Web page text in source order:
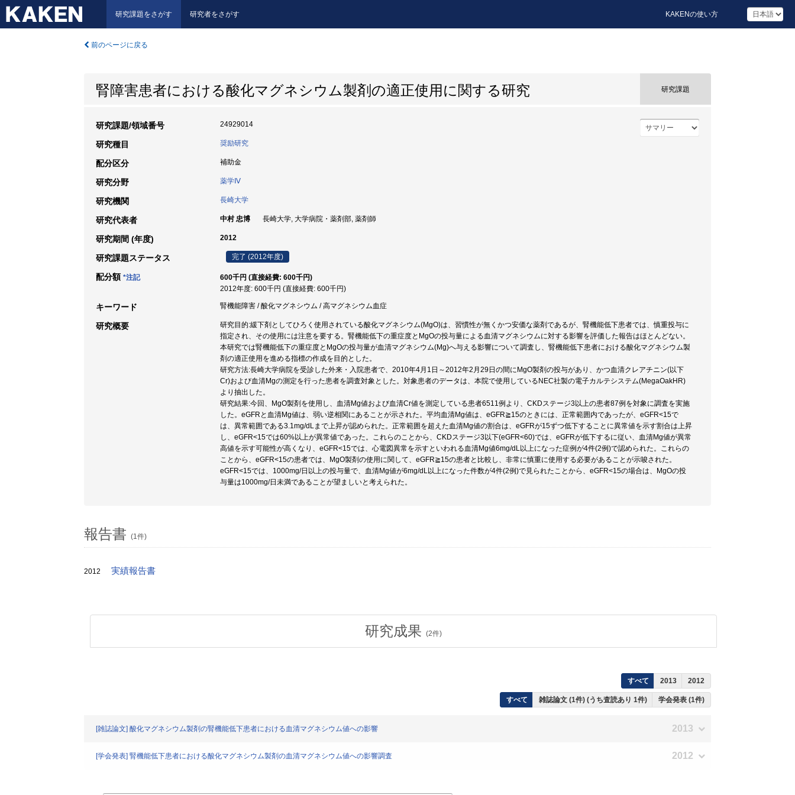
研究課題をさがす 研究者をさがす KAKENの使い方
前のページに戻る
腎障害患者における酸化マグネシウム製剤の適正使用に関する研究 研究課題
研究課題/領域番号 24929014
研究種目 奨励研究
配分区分 補助金
研究分野 薬学Ⅳ
研究機関 長崎大学
研究代表者 中村 忠博 長崎大学, 大学病院・薬剤部, 薬剤師
研究期間 (年度) 2012
研究課題ステータス 完了 (2012年度)
配分額 *注記
600千円 (直接経費: 600千円)
2012年度: 600千円 (直接経費: 600千円)
キーワード 腎機能障害 / 酸化マグネシウム / 高マグネシウム血症
研究概要
研究目的:緩下剤としてひろく使用されている酸化マグネシウム(MgO)は、習慣性が無くかつ安価な薬剤であるが、腎機能低下患者では、慎重投与に
指定され、その使用には注意を要する。腎機能低下の重症度とMgOの投与量による血清マグネシウムに対する影響を評価した報告はほとんどない。
本研究では腎機能低下の重症度とMgOの投与量が血清マグネシウム(Mg)へ与える影響について調査し、腎機能低下患者における酸化マグネシウム製
剤の適正使用を進める指標の作成を目的とした。
研究方法:長崎大学病院を受診した外来・入院患者で、2010年4月1日～2012年2月29日の間にMgO製剤の投与があり、かつ血清クレアチニン(以下
Cr)および血清Mgの測定を行った患者を調査対象とした。対象患者のデータは、本院で使用しているNEC社製の電子カルテシステム(MegaOakHR)
より抽出した。
研究結果:今回、MgO製剤を使用し、血清Mg値および血清Cr値を測定している患者6511例より、CKDステージ3以上の患者87例を対象に調査を実施
した。eGFRと血清Mg値は、弱い逆相関にあることが示された。平均血清Mg値は、eGFR≧15のときには、正常範囲内であったが、eGFR<15で
は、異常範囲である3.1mg/dLまで上昇が認められた。正常範囲を超えた血清Mg値の割合は、eGFRが15ずつ低下することに異常値を示す割合は上昇
し、eGFR<15では60%以上が異常値であった。これらのことから、CKDステージ3以下(eGFR<60)では、eGFRが低下するに従い、血清Mg値が異常
高値を示す可能性が高くなり、eGFR<15では、心電図異常を示すといわれる血清Mg値6mg/dL以上になった症例が4件(2例)で認められた。これらの
ことから、eGFR<15の患者では、MgO製剤の使用に関して、eGFR≧15の患者と比較し、非常に慎重に使用する必要があることが示唆された。
eGFR<15では、1000mg/日以上の投与量で、血清Mg値が6mg/dL以上になった件数が4件(2例)で見られたことから、eGFR<15の場合は、MgOの投
与量は1000mg/日未満であることが望ましいと考えられた。
報告書 (1件)
2012 実績報告書
研究成果 (2件)
すべて 2013 2012
すべて 雑誌論文 (1件) (うち査読あり 1件) 学会発表 (1件)
[雑誌論文] 酸化マグネシウム製剤の腎機能低下患者における血清マグネシウム値への影響 2013
[学会発表] 腎機能低下患者における酸化マグネシウム製剤の血清マグネシウム値への影響調査 2012